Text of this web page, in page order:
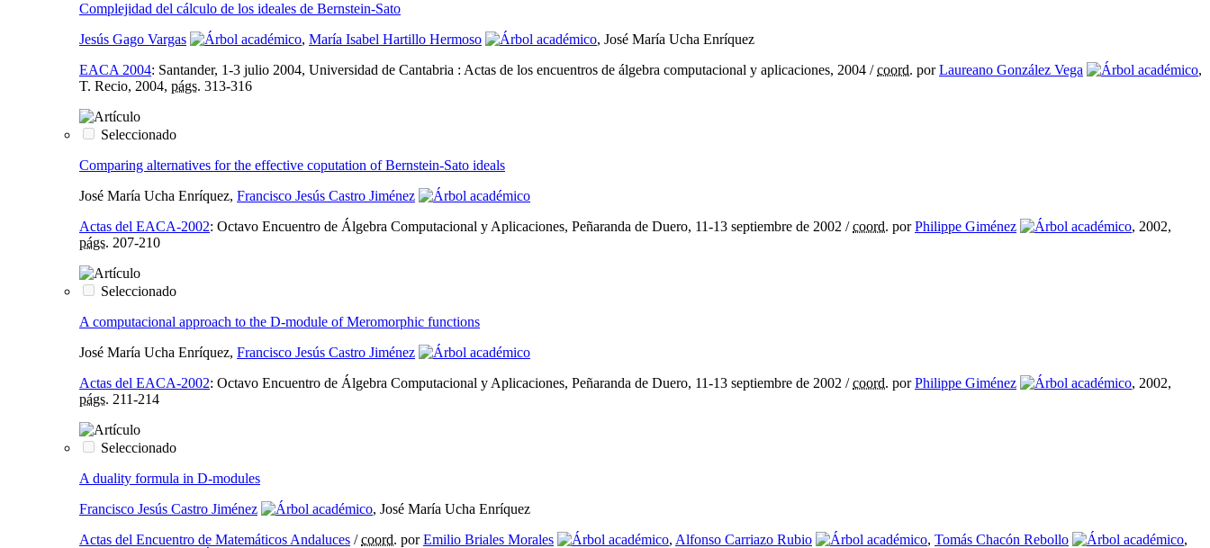
Complejidad del cálculo de los ideales de Bernstein-Sato
Jesús Gago Vargas
, María Isabel Hartillo Hermoso
, José María Ucha Enríquez
EACA 2004: Santander, 1-3 julio 2004, Universidad de Cantabria : Actas de los encuentros de álgebra computacional y aplicaciones, 2004 /coord. porLaureano González Vega
,
T. Recio, 2004, págs. 313-316
Seleccionado
Comparing alternatives for the effective coputation of Bernstein-Sato ideals
José María Ucha Enríquez, Francisco Jesús Castro Jiménez
Actas del EACA-2002: Octavo Encuentro de Álgebra Computacional y Aplicaciones, Peñaranda de Duero, 11-13 septiembre de 2002 /coord. porPhilippe Giménez
, 2002,
págs. 207-210
Seleccionado
A computacional approach to the D-module of Meromorphic functions
José María Ucha Enríquez, Francisco Jesús Castro Jiménez
Actas del EACA-2002: Octavo Encuentro de Álgebra Computacional y Aplicaciones, Peñaranda de Duero, 11-13 septiembre de 2002 /coord. porPhilippe Giménez
, 2002,
págs. 211-214
Seleccionado
A duality formula in D-modules
Francisco Jesús Castro Jiménez
, José María Ucha Enríquez
Actas del Encuentro de Matemáticos Andaluces /coord. porEmilio Briales Morales , Alfonso Carriazo Rubio , Tomás Chacón Rebollo ,